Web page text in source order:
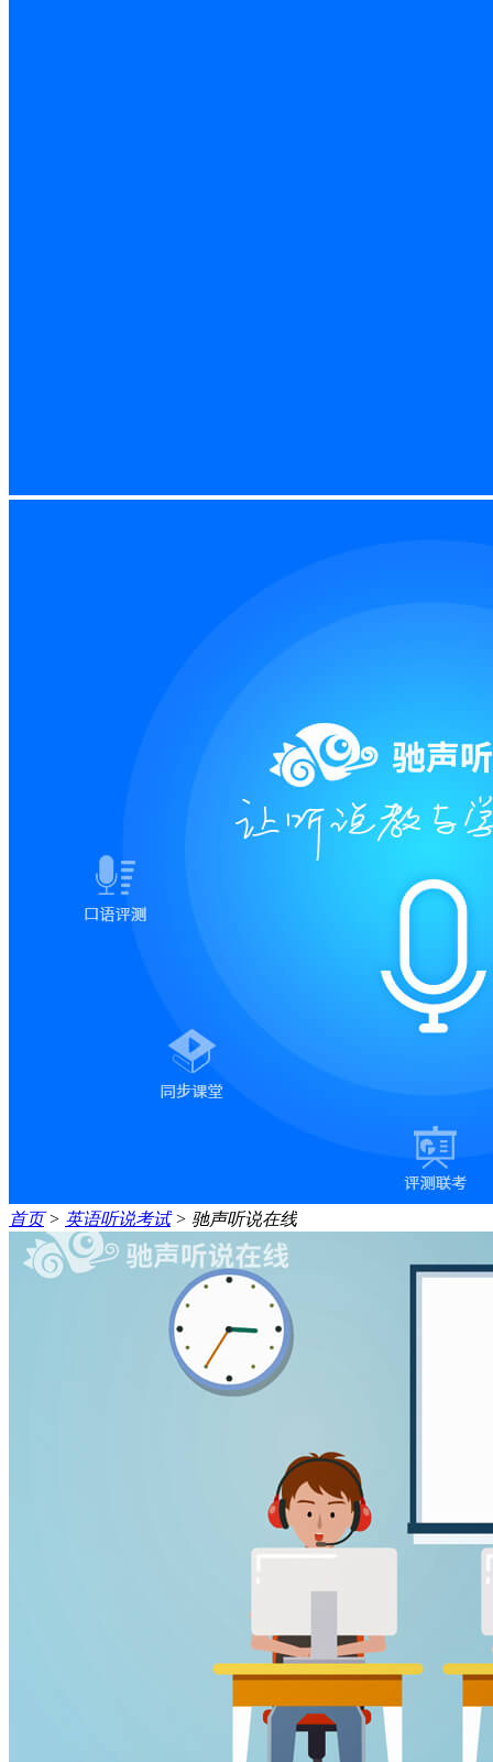
首页> 英语听说考试> 驰声听说在线